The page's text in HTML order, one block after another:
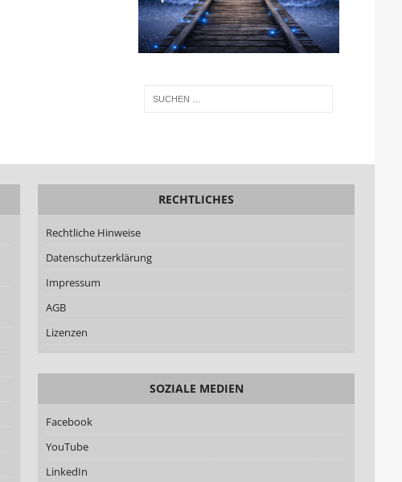
RECHTLICHES
Rechtliche Hinweise
Datenschutzerklärung
Impressum
AGB
Lizenzen
SOZIALE MEDIEN
Facebook
YouTube
LinkedIn